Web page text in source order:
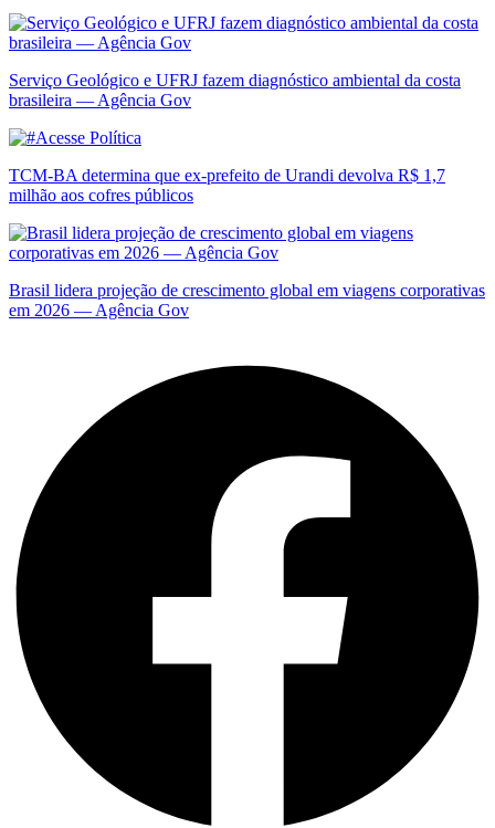
Serviço Geológico e UFRJ fazem diagnóstico ambiental da costa
brasileira — Agência Gov
TCM-BA determina que ex-prefeito de Urandi devolva R$ 1,7
milhão aos cofres públicos
Brasil lidera projeção de crescimento global em viagens corporativas
em 2026 — Agência Gov